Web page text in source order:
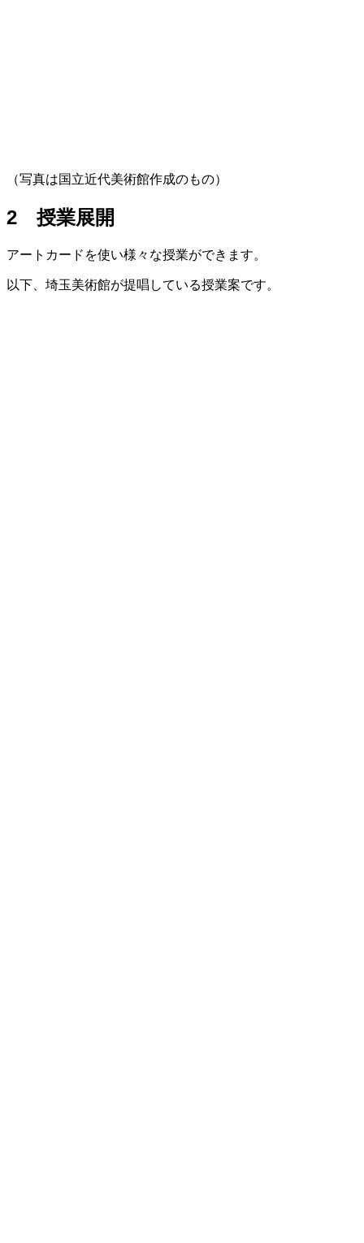
（写真は国立近代美術館作成のもの）
2 授業展開
アートカードを使い様々な授業ができます。
以下、埼玉美術館が提唱している授業案です。